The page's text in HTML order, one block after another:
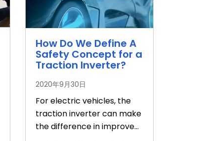
How Do We Define A
Safety Concept for a
Traction Inverter?
2020年9月30日
For electric vehicles, the
traction inverter can make
the difference in improved